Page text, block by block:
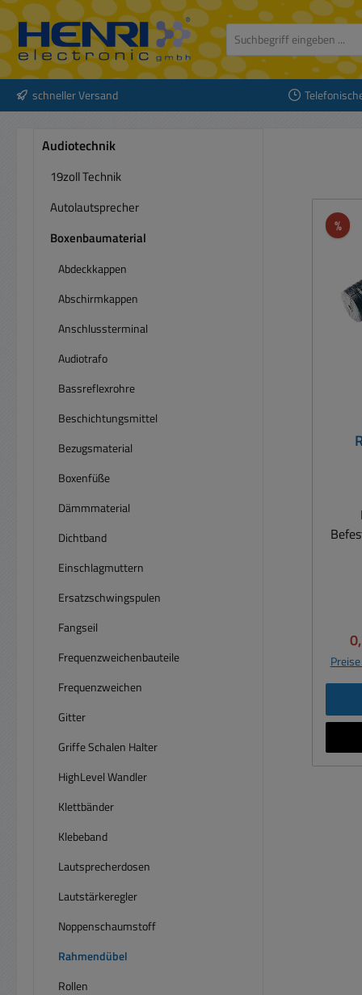
Hauptinhalt springen
Zur Suche springen
Zur Hauptnavigation springen
schneller Versand
Audiotechnik
19zoll Technik
Autolautsprecher
Boxenbaumaterial
Abdeckkappen
Abschirmkappen
Anschlussterminal
Audiotrafo
Bassreflexrohre
Beschichtungsmittel
Bezugsmaterial
Boxenfüße
Dämmmaterial
Dichtband
Einschlagmuttern
Ersatzschwingspulen
Fangseil
Frequenzweichenbauteile
Frequenzweichen
Gitter
Griffe Schalen Halter
HighLevel Wandler
Klettbänder
Klebeband
Lautsprecherdosen
Lautstärkeregler
Noppenschaumstoff
Rahmendübel
Rollen
%